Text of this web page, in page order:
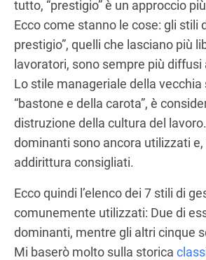
tutto, “prestigio” è un approccio
Ecco come stanno le cose: gli stili
prestigio”, quelli che lasciano più
lavoratori, sono sempre più diffusi
Lo stile manageriale della vecchia
“bastone e della carota”, è
distruzione della cultura del
dominanti sono ancora utilizzati e,
addirittura consigliati.
Ecco quindi l’elenco dei 7 stili di
comunemente utilizzati: Due di
dominanti, mentre gli altri cinque
Mi baserò molto sulla storica